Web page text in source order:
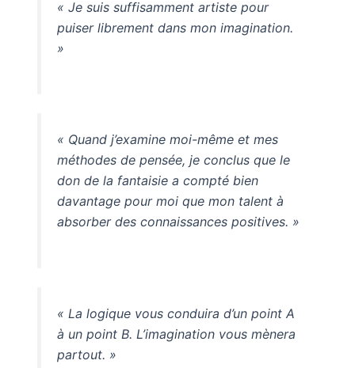
« Je suis suffisamment artiste pour
puiser librement dans mon imagination.
»
« Quand j’examine moi-même et mes
méthodes de pensée, je conclus que le
don de la fantaisie a compté bien
davantage pour moi que mon talent à
absorber des connaissances positives. »
« La logique vous conduira d’un point A
à un point B. L’imagination vous mènera
partout. »